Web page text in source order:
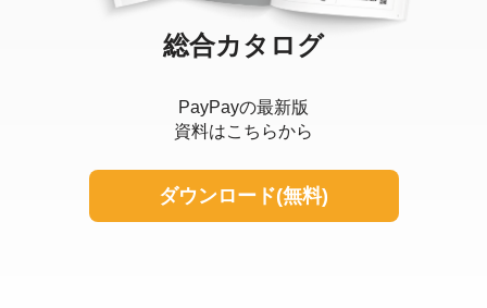
総合カタログ
PayPayの最新版
資料はこちらから
ダウンロード(無料)